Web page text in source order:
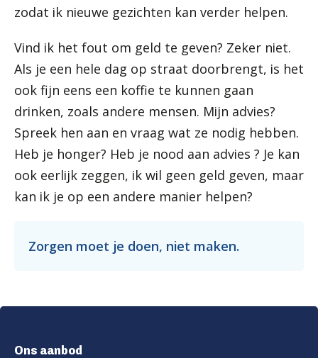
zodat ik nieuwe gezichten kan verder helpen.
Vind ik het fout om geld te geven? Zeker niet.
Als je een hele dag op straat doorbrengt, is het
ook fijn eens een koffie te kunnen gaan
drinken, zoals andere mensen. Mijn advies?
Spreek hen aan en vraag wat ze nodig hebben.
Heb je honger? Heb je nood aan advies ? Je kan
ook eerlijk zeggen, ik wil geen geld geven, maar
kan ik je op een andere manier helpen?
Zorgen moet je doen, niet maken.
Ons aanbod